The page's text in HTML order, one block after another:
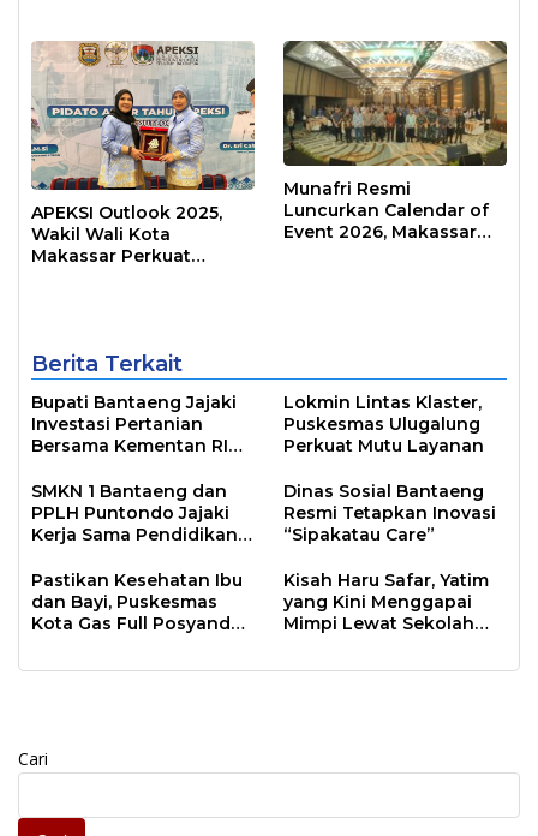
APEKSI Outlook 2025,
Wakil Wali Kota
Makassar Perkuat
Munafri Resmi
Luncurkan Calendar of
Event 2026, Makassar
Berita Terkait
Bupati Bantaeng Jajaki
Investasi Pertanian
Bersama Kementan RI
Lokmin Lintas Klaster,
Puskesmas Ulugalung
Perkuat Mutu Layanan
SMKN 1 Bantaeng dan
PPLH Puntondo Jajaki
Kerja Sama Pendidikan
Dinas Sosial Bantaeng
Resmi Tetapkan Inovasi
“Sipakatau Care”
Pastikan Kesehatan Ibu
dan Bayi, Puskesmas
Kota Gas Full Posyandu
Kisah Haru Safar, Yatim
yang Kini Menggapai
Mimpi Lewat Sekolah
Cari